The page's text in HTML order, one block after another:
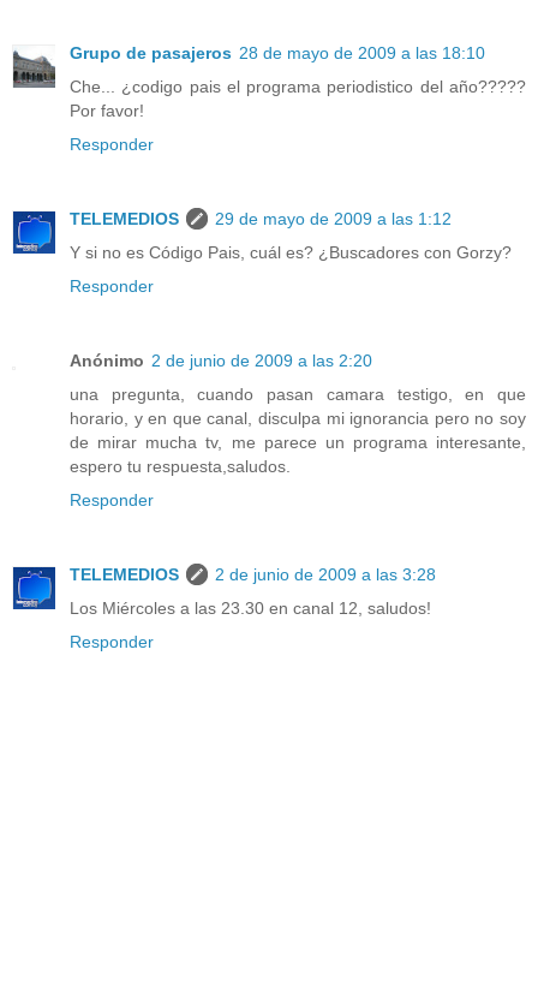
Grupo de pasajeros 28 de mayo de 2009 a las 18:10
Che... ¿codigo pais el programa periodistico del año?????
Por favor!
Responder
TELEMEDIOS
29 de mayo de 2009 a las 1:12
Y si no es Código Pais, cuál es? ¿Buscadores con Gorzy?
Responder
Anónimo 2 de junio de 2009 a las 2:20
una pregunta, cuando pasan camara testigo, en que
horario, y en que canal, disculpa mi ignorancia pero no soy
de mirar mucha tv, me parece un programa interesante,
espero tu respuesta,saludos.
Responder
TELEMEDIOS
2 de junio de 2009 a las 3:28
Los Miércoles a las 23.30 en canal 12, saludos!
Responder